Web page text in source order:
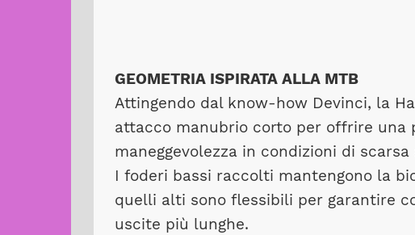
GEOMETRIA ISPIRATA ALLA MTB
Attingendo dal know-how Devinci, la
attacco manubrio corto per offrire una
maneggevolezza in condizioni di
I foderi bassi raccolti mantengono la
quelli alti sono flessibili per garantire
uscite più lunghe.